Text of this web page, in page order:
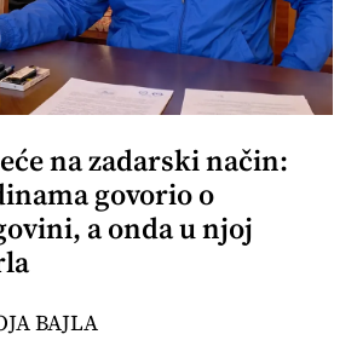
na zadarski način:
govorio o
a onda u njoj
BAJLA